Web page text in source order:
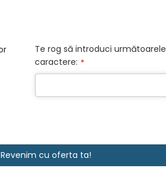
Te rog să introduci următoarele
caractere: *
cu oferta ta!